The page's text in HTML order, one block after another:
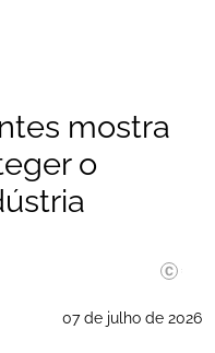
mostra
o
07 de julho de 2026